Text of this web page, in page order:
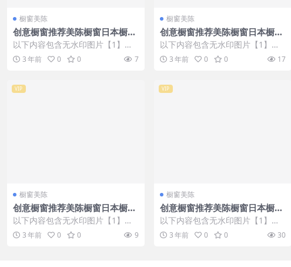
橱窗美陈
创意橱窗推荐美陈橱窗日本橱窗
设计 (33)
以下内容包含无水印图片【1】张
，开通会员无障碍浏览 开通VIP会
员 3 年前 0 0 7
橱窗美陈
创意橱窗推荐美陈橱窗日本橱窗
设计 (89)
以下内容包含无水印图片【1】张
，开通会员无障碍浏览 开通VIP会
员 3 年前 0 0 17
VIP
橱窗美陈
创意橱窗推荐美陈橱窗日本橱窗
设计 (41)
以下内容包含无水印图片【1】张
，开通会员无障碍浏览 开通VIP会
员 3 年前 0 0 9
VIP
橱窗美陈
创意橱窗推荐美陈橱窗日本橱窗
设计 (52)
以下内容包含无水印图片【1】张
，开通会员无障碍浏览 开通VIP会
员 3 年前 0 0 30